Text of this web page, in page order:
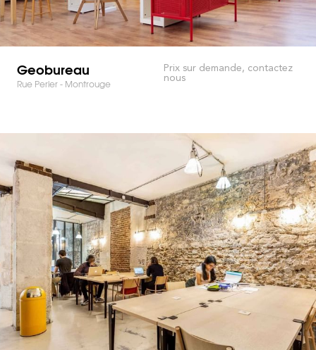
Geobureau
Rue Perier - Montrouge
Prix sur demande, contactez
nous